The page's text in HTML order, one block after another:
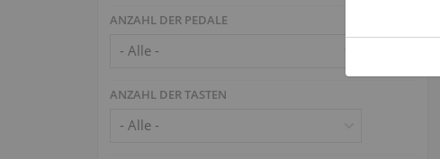
ANZAHL DER PEDALE
ANZAHL DER TASTEN